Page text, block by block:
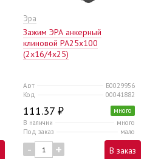
Эра
Зажим ЭРА анкерный
клиновой PA25x100
(2x16/4x25)
Арт
Б0029956
Код
00041882
111.37 ₽
много
В наличии
много
Под заказ
мало
- + В заказ